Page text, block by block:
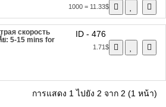
1000 = 11.33$
скорость
ย: 5-15 mins for
ID - 476
1.71$
การแสดง 1 ไปยัง 2 จาก 2 (1 หน้า)